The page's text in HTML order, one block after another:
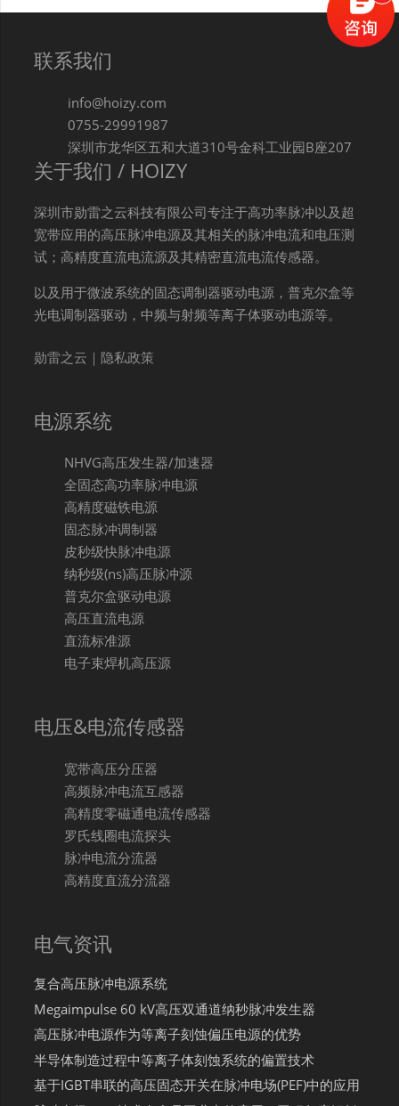
联系我们
info@hoizy.com
0755-29991987
深圳市龙华区五和大道310号金科工业园B座207
关于我们 / HOIZY
深圳市勋雷之云科技有限公司专注于高功率脉冲以及超
宽带应用的高压脉冲电源及其相关的脉冲电流和电压测
试；高精度直流电流源及其精密直流电流传感器。
以及用于微波系统的固态调制器驱动电源，普克尔盒等
光电调制器驱动，中频与射频等离子体驱动电源等。
勋雷之云｜隐私政策
电源系统
NHVG高压发生器/加速器
全固态高功率脉冲电源
高精度磁铁电源
固态脉冲调制器
皮秒级快脉冲电源
纳秒级(ns)高压脉冲源
普克尔盒驱动电源
高压直流电源
直流标准源
电子束焊机高压源
电压&电流传感器
宽带高压分压器
高频脉冲电流互感器
高精度零磁通电流传感器
罗氏线圈电流探头
脉冲电流分流器
高精度直流分流器
电气资讯
复合高压脉冲电源系统
Megaimpulse 60 kV高压双通道纳秒脉冲发生器
高压脉冲电源作为等离子刻蚀偏压电源的优势
半导体制造过程中等离子体刻蚀系统的偏置技术
基于IGBT串联的高压固态开关在脉冲电场(PEF)中的应用